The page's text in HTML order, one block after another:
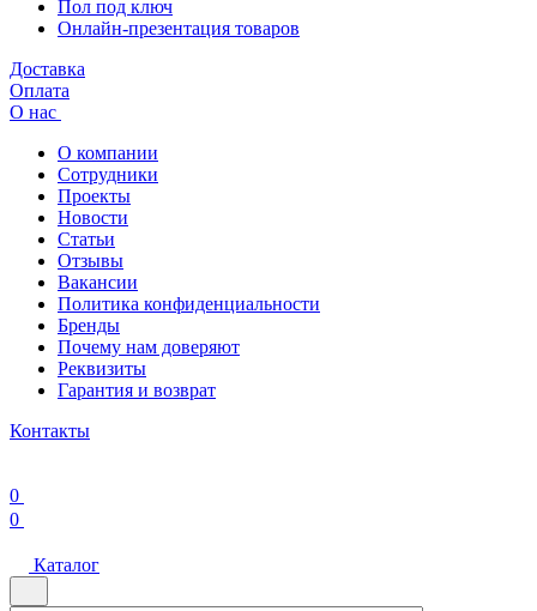
Пол под ключ
Онлайн-презентация товаров
Доставка
Оплата
О нас
О компании
Сотрудники
Проекты
Новости
Статьи
Отзывы
Вакансии
Политика конфиденциальности
Бренды
Почему нам доверяют
Реквизиты
Гарантия и возврат
Контакты
0
0
Каталог